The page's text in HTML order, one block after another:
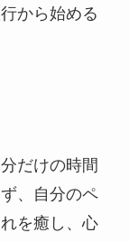
から始める
だけの時間
、自分のペ
を癒し、心